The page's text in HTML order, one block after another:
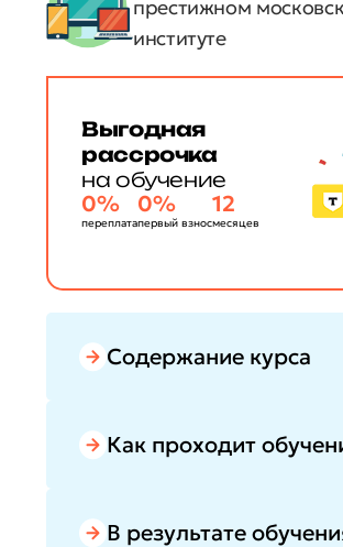
престижном
институте
Выгодная
рассрочка
на обучение
0%
переплата
0%
первый взнос
12
месяцев
Содержание курса
Как проходит
В результате